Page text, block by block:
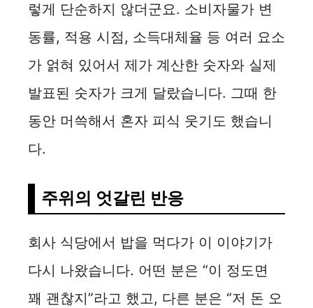
렇게 단순하지 않더군요. 소비자물가 변
동률, 적용 시점, 소득대체율 등 여러 요소
가 얽혀 있어서 제가 계산한 숫자와 실제
발표된 숫자가 크게 달랐습니다. 그때 한
동안 머쓱해서 혼자 피식 웃기도 했습니
다.
주위의 엇갈린 반응
회사 식당에서 밥을 먹다가 이 이야기가
다시 나왔습니다. 어떤 분은 “이 정도면
꽤 괜찮지”라고 했고, 다른 분은 “저 돈 오